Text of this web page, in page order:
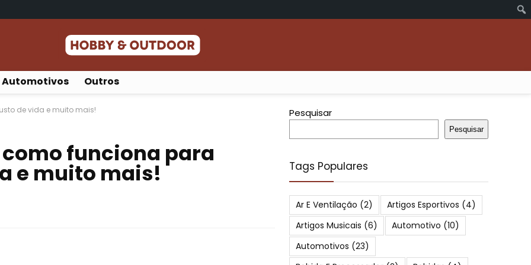
Automotivos Outros
de vida e muito mais!
funciona para
e muito mais!
Pesquisar
Pesquisar
Tags Populares
Ar E Ventilação (2) Artigos Esportivos (4)
Artigos Musicais (6) Automotivo (10)
Automotivos (23)